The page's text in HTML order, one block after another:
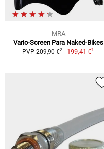
MRA
Vario-Screen Para Naked-Bikes
PVP 209,90 €2 199,41 €1